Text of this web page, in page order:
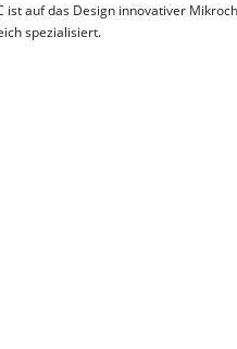
ist auf das Design innovativer
spezialisiert.